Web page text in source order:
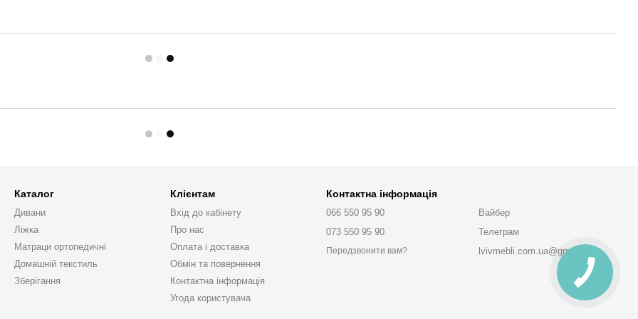
Каталог
Дивани
Ліжка
Матраци ортопедичні
Домашній текстиль
Зберігання
Клієнтам
Вхід до кабінету
Про нас
Оплата і доставка
Обмін та повернення
Контактна інформація
Угода користувача
Контактна інформація
066 550 95 90
073 550 95 90
Передзвонити вам?
Вайбер
Телеграм
lvivmebli.com.ua@gmail.com